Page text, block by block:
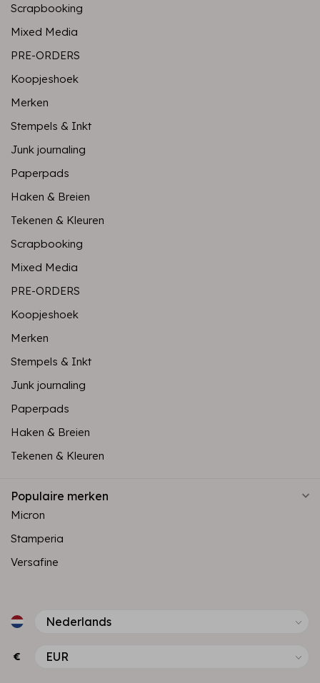
Scrapbooking
Mixed Media
PRE-ORDERS
Koopjeshoek
Merken
Stempels & Inkt
Junk journaling
Paperpads
Haken & Breien
Tekenen & Kleuren
Scrapbooking
Mixed Media
PRE-ORDERS
Koopjeshoek
Merken
Stempels & Inkt
Junk journaling
Paperpads
Haken & Breien
Tekenen & Kleuren
Populaire merken
Micron
Stamperia
Versafine
€